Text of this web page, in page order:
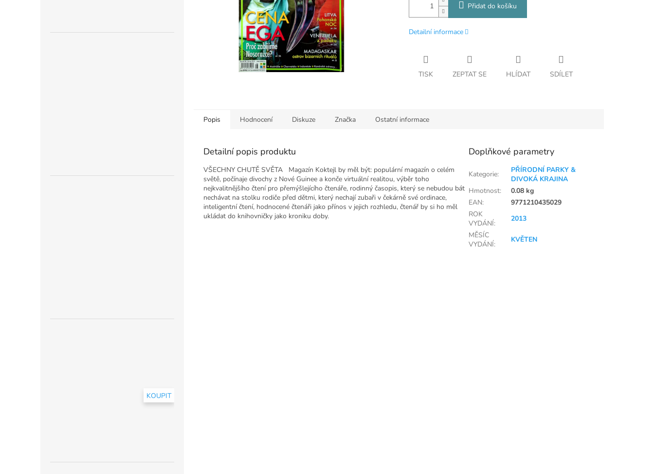
KOUPIT
Přidat do košíku
Detailní informace
TISK ZEPTAT SE HLÍDAT SDÍLET
Popis Hodnocení Diskuze Značka Ostatní informace
Detailní popis produktu
VŠECHNY CHUTĚ SVĚTA Magazín Koktejl by měl být: populární magazín o celém
světě, počínaje divochy z Nové Guinee a konče virtuální realitou, výběr toho
nejkvalitnějšího čtení pro přemýšlejícího čtenáře, rodinný časopis, který se nebudou bát
nechávat na stolku rodiče před dětmi, který nechají zubaři v čekárně své ordinace,
inteligentní čtení, hodnocené čtenáři jako přínos v jejich rozhledu, čtenář by si ho měl
ukládat do knihovničky jako kroniku doby.
Doplňkové parametry
Kategorie:
PŘÍRODNÍ PARKY &
DIVOKÁ KRAJINA
Hmotnost:
0.08 kg
EAN:
9771210435029
ROK
VYDÁNÍ:
2013
MĚSÍC
VYDÁNÍ:
KVĚTEN